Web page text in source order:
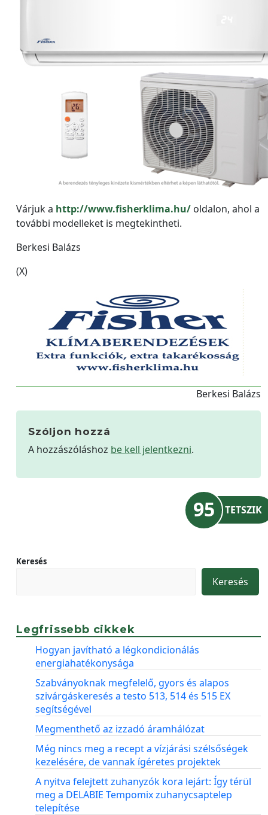
Várjuk a http://www.fisherklima.hu/ oldalon, ahol a
további modelleket is megtekintheti.
Berkesi Balázs
(X)
Berkesi Balázs
Szóljon hozzá
A hozzászóláshoz be kell jelentkezni.
95 TETSZIK
Keresés
Keresés
Legfrissebb cikkek
Hogyan javítható a légkondicionálás
energiahatékonysága
Szabványoknak megfelelő, gyors és alapos
szivárgáskeresés a testo 513, 514 és 515 EX
segítségével
Megmenthető az izzadó áramhálózat
Még nincs meg a recept a vízjárási szélsőségek
kezelésére, de vannak ígéretes projektek
A nyitva felejtett zuhanyzók kora lejárt: Így térül
meg a DELABIE Tempomix zuhanycsaptelep
telepítése